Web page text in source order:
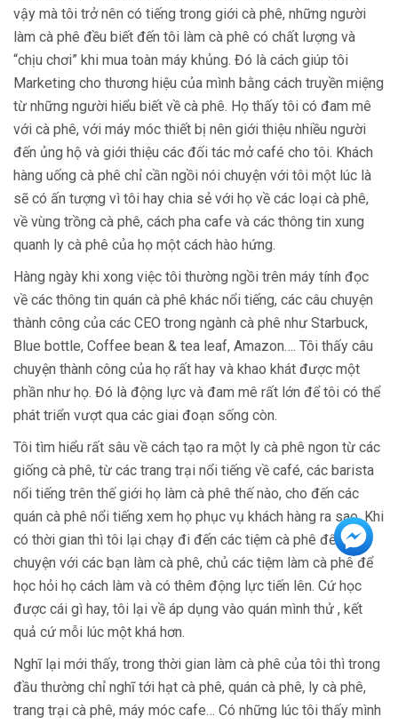
vậy mà tôi trở nên có tiếng trong giới cà phê, những người
làm cà phê đều biết đến tôi làm cà phê có chất lượng và
“chịu chơi” khi mua toàn máy khủng. Đó là cách giúp tôi
Marketing cho thương hiệu của mình bằng cách truyền miệng
từ những người hiểu biết về cà phê. Họ thấy tôi có đam mê
với cà phê, với máy móc thiết bị nên giới thiệu nhiều người
đến ủng hộ và giới thiệu các đối tác mở café cho tôi. Khách
hàng uống cà phê chỉ cần ngồi nói chuyện với tôi một lúc là
sẽ có ấn tượng vì tôi hay chia sẻ với họ về các loại cà phê,
về vùng trồng cà phê, cách pha cafe và các thông tin xung
quanh ly cà phê của họ một cách hào hứng.
Hàng ngày khi xong việc tôi thường ngồi trên máy tính đọc
về các thông tin quán cà phê khác nổi tiếng, các câu chuyện
thành công của các CEO trong ngành cà phê như Starbuck,
Blue bottle, Coffee bean & tea leaf, Amazon…. Tôi thấy câu
chuyện thành công của họ rất hay và khao khát được một
phần như họ. Đó là động lực và đam mê rất lớn để tôi có thể
phát triển vượt qua các giai đoạn sống còn.
Tôi tìm hiểu rất sâu về cách tạo ra một ly cà phê ngon từ các
giống cà phê, từ các trang trại nổi tiếng về café, các barista
nổi tiếng trên thế giới họ làm cà phê thế nào, cho đến các
quán cà phê nổi tiếng xem họ phục vụ khách hàng ra sao. Khi
có thời gian thì tôi lại chạy đi đến các tiệm cà phê để trò
chuyện với các bạn làm cà phê, chủ các tiệm làm cà phê để
học hỏi họ cách làm và có thêm động lực tiến lên. Cứ học
được cái gì hay, tôi lại về áp dụng vào quán mình thử , kết
quả cứ mỗi lúc một khá hơn.
Nghĩ lại mới thấy, trong thời gian làm cà phê của tôi thì trong
đầu thường chỉ nghĩ tới hạt cà phê, quán cà phê, ly cà phê,
trang trại cà phê, máy móc cafe… Có những lúc tôi thấy mình